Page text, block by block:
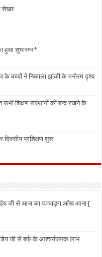
शेखर
हुआ शुभारम्भ*
के बच्चों ने निकाला झांकी के मनोरम दृश्य
शिक्षण संस्थानों को बन्द रखने के
दिवसीय प्रशिक्षण शुरू
जी से आज का पञ्चाङ्ग आँख आना [
जी से बर्फ के आश्चर्यजनक लाभ